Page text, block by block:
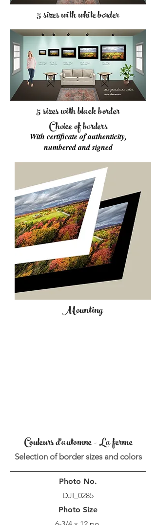
5 sizes with white border
5 sizes with black border
Choice of borders
With certificate of authenticity,
numbered and signed
Mounting
Couleurs d'automne - La ferme
Selection of border sizes and colors
Photo No.
DJI_0285
Photo Size